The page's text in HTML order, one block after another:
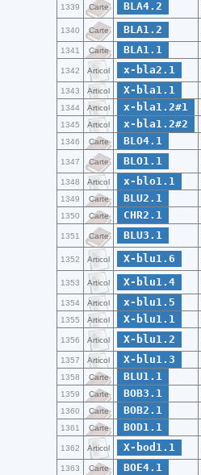
1339 Carte BLA4.2
1340 Carte BLA1.2
1341 Carte BLA1.1
1342 Articol x-bla2.1
1343 Articol X-bla1.1
1344 Articol x-bla1.2#1
1345 Articol x-bla1.2#2
1346 Carte BLO4.1
1347 Carte BLO1.1
1348 Articol x-blo1.1
1349 Carte BLU2.1
1350 Carte CHR2.1
1351 Carte BLU3.1
1352 Articol X-blu1.6
1353 Articol X-blu1.4
1354 Articol x-blu1.5
1355 Articol X-blu1.1
1356 Articol X-blu1.2
1357 Articol X-blu1.3
1358 Carte BLU1.1
1359 Carte BOB3.1
1360 Carte BOB2.1
1361 Carte BOD1.1
1362 Articol X-bod1.1
1363 Carte BOE4.1